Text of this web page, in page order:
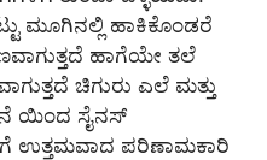
ಮೂಗಿನಲ್ಲಿ ಹಾಕಿಕೊಂಡರೆ
ಹಾಗೆಯೇ ತಲೆ
ಚಿಗುರು ಎಲೆ ಮತ್ತು
ಯಿಂದ ಸೈನಸ್
ಉತ್ತಮವಾದ ಪರಿಣಾಮಕಾರಿ